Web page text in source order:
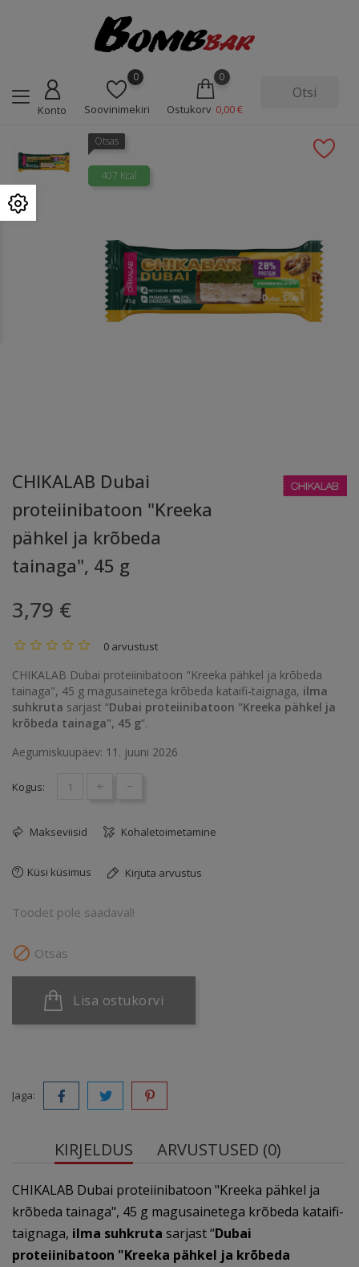
Konto
0
Soovinimekiri
0
Ostukorv 0,00 €
Otsas
407 Kcal
CHIKALAB Dubai
proteiinibatoon "Kreeka
pähkel ja krõbeda
tainaga", 45 g
3,79 €
0 arvustust
CHIKALAB Dubai proteiinibatoon "Kreeka pähkel ja krõbeda
tainaga", 45 g magusainetega krõbeda kataifi-taignaga, ilma
suhkruta sarjast “Dubai proteiinibatoon "Kreeka pähkel ja
krõbeda tainaga", 45 g”.
Aegumiskuupäev: 11. juuni 2026
Kogus: + -
Makseviisid Kohaletoimetamine
Küsi küsimus Kirjuta arvustus
Toodet pole saadaval!
 Otsas
Lisa ostukorvi
Jaga:
KIRJELDUS ARVUSTUSED (0)
CHIKALAB Dubai proteiinibatoon "Kreeka pähkel ja
krõbeda tainaga", 45 g magusainetega krõbeda kataifi-
taignaga, ilma suhkruta sarjast “Dubai
proteiinibatoon "Kreeka pähkel ja krõbeda